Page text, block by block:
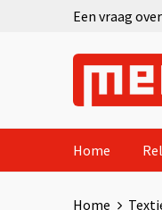
Een vraag
Home
Home